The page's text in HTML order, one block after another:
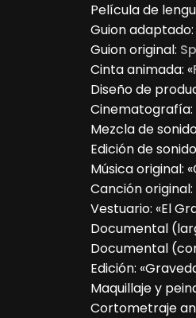
Película de
Guion adaptado:
Guion original:
Cinta animada: «
Diseño de
Cinematografía:
Mezcla de
Edición de
Música original:
Canción original:
Vestuario: «El
Documental
Documental
Edición:
Maquillaje y
Cortometraje